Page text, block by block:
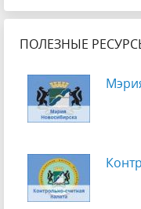
ПОЛЕЗНЫЕ